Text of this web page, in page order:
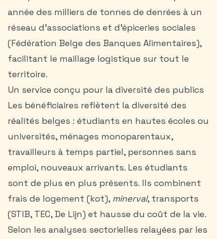
année des milliers de tonnes de denrées à un
réseau d’associations et d’épiceries sociales
(Fédération Belge des Banques Alimentaires),
facilitant le maillage logistique sur tout le
territoire.
Un service conçu pour la diversité des publics
Les bénéficiaires reflètent la diversité des
réalités belges : étudiants en hautes écoles ou
universités, ménages monoparentaux,
travailleurs à temps partiel, personnes sans
emploi, nouveaux arrivants. Les étudiants
sont de plus en plus présents. Ils combinent
frais de logement (kot), minerval, transports
(STIB, TEC, De Lijn) et hausse du coût de la vie.
Selon les analyses sectorielles relayées par les